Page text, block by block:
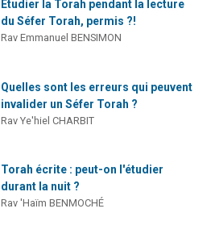
Etudier la Torah pendant la lecture
du Séfer Torah, permis ?!
Rav Emmanuel BENSIMON
Quelles sont les erreurs qui peuvent
invalider un Séfer Torah ?
Rav Ye'hiel CHARBIT
Torah écrite : peut-on l'étudier
durant la nuit ?
Rav 'Haïm BENMOCHÉ